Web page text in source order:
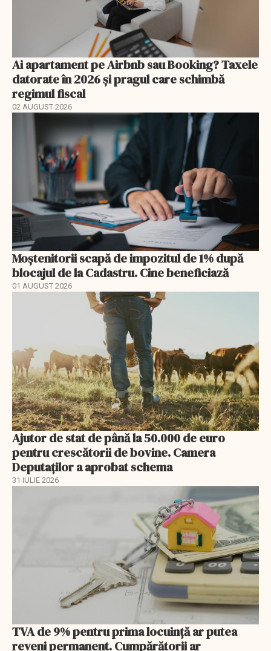
Ai apartament pe Airbnb sau Booking? Taxele
datorate în 2026 și pragul care schimbă
regimul fiscal
02 AUGUST 2026
Moștenitorii scapă de impozitul de 1% după
blocajul de la Cadastru. Cine beneficiază
01 AUGUST 2026
Ajutor de stat de până la 50.000 de euro
pentru crescătorii de bovine. Camera
Deputaților a aprobat schema
31 IULIE 2026
TVA de 9% pentru prima locuință ar putea
reveni permanent. Cumpărătorii ar